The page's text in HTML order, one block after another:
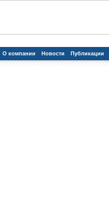
О компании Новости Публикации